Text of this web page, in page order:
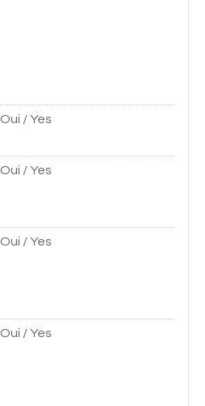
Oui / Yes
Oui / Yes
Oui / Yes
Oui / Yes